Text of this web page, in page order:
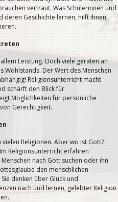
vertraut. Was Schülerinnen und
deren Geschichte lernen, hilft ihnen,
Leistung. Doch viele geraten an
Wohlstands. Der Wert des Menschen
Religionsunterricht macht
schärft den Blick für
Möglichkeiten für persönliche
Gerechtigkeit.
Religionen. Aber wo ist Gott?
Religionsunterricht erfahren
nach Gott suchen oder ihn
den menschlichen
denken über Glück und
nach und lernen, gelebter Religion